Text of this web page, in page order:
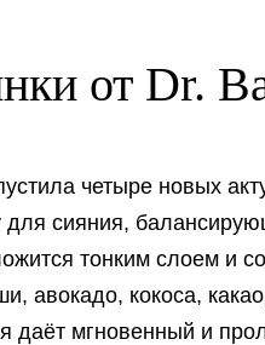
от Dr.
четыре новых
для сияния,
тонким слоем и
авокадо, кокоса,
даёт мгновенный и